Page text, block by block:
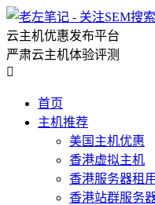
云主机优惠发布平台
严肃云主机体验评测

首页
主机推荐
美国主机优惠
香港虚拟主机
香港服务器租用
香港站群服务